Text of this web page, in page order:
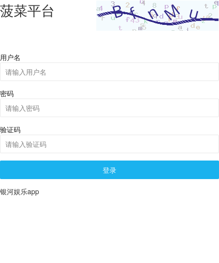
菠菜平台
用户名
密码
验证码
登录
银河娱乐app